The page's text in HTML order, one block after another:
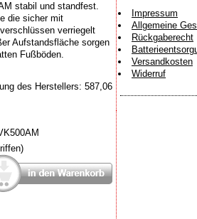
stabil und standfest.
die sicher mit
verriegelt
Aufstandsfläche sorgen
Fußböden.
des Herstellers: 587,06
Impressum
Allgemeine
Rückgaberecht
Versandkosten
Widerruf